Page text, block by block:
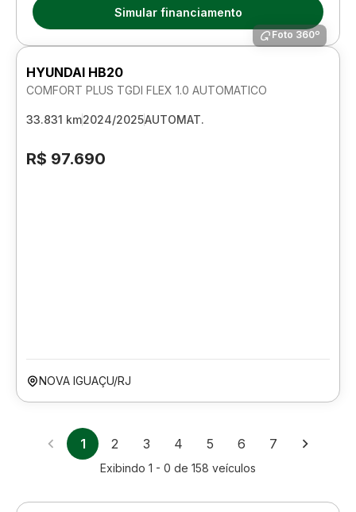
Simular financiamento
Foto 360º
HYUNDAI HB20
COMFORT PLUS TGDI FLEX 1.0 AUTOMATICO
33.831 km2024/2025AUTOMAT.
R$ 97.690
NOVA IGUAÇU/RJ
1 2 3 4 5 6 7
Exibindo 1 - 0 de 158 veículos